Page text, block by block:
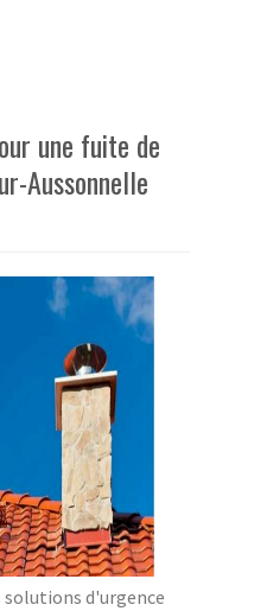
une fuite de
Aussonnelle
solutions d'urgence